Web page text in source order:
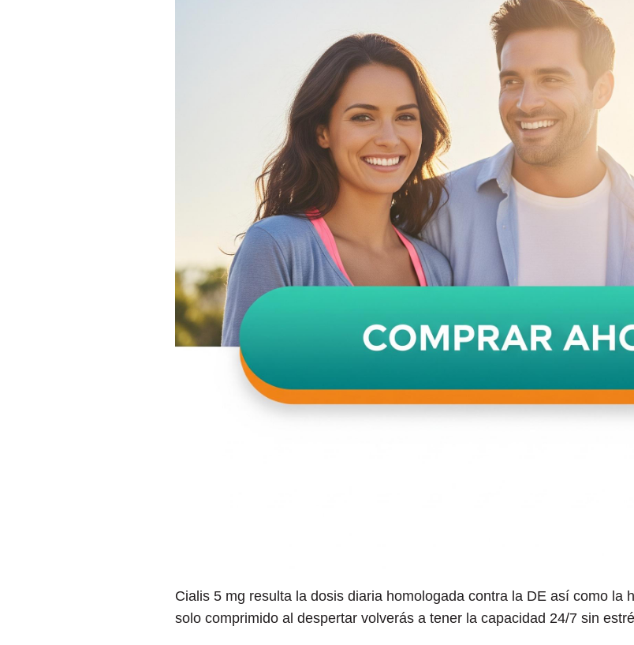
Cialis 5 mg resulta la dosis diaria homologada contra la DE así como la
solo comprimido al despertar volverás a tener la capacidad 24/7 sin